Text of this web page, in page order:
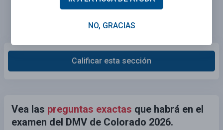
Calificar esta sección
Vea las preguntas exactas que habrá en el
examen del DMV de Colorado 2026.
NO, GRACIAS